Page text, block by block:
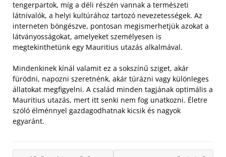
tengerpartok, míg a déli részén vannak a természeti
látnivalók, a helyi kultúrához tartozó nevezetességek. Az
interneten böngészve, pontosan megismerhetjük azokat a
látványosságokat, amelyeket személyesen is
megtekinthetünk egy Mauritius utazás alkalmával.
Mindenkinek kínál valamit ez a sokszínű sziget, akár
fürödni, napozni szeretnénk, akár túrázni vagy különleges
állatokat megfigyelni. A család minden tagjának optimális a
Mauritius utazás, mert itt senki nem fog unatkozni. Életre
szóló élménnyel gazdagodhatnak kicsik és nagyok
egyaránt.